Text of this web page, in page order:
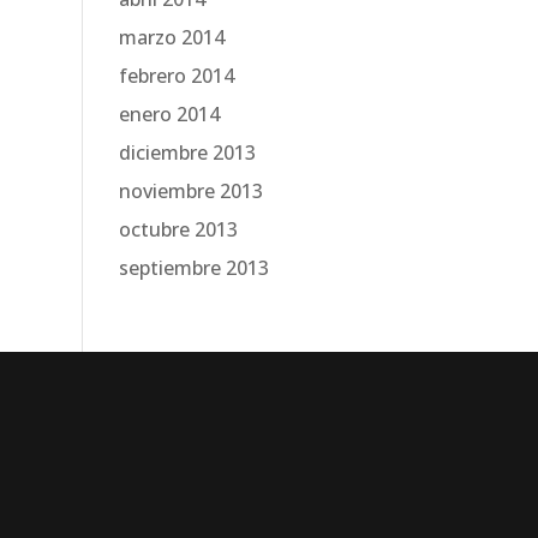
marzo 2014
febrero 2014
enero 2014
diciembre 2013
noviembre 2013
octubre 2013
septiembre 2013